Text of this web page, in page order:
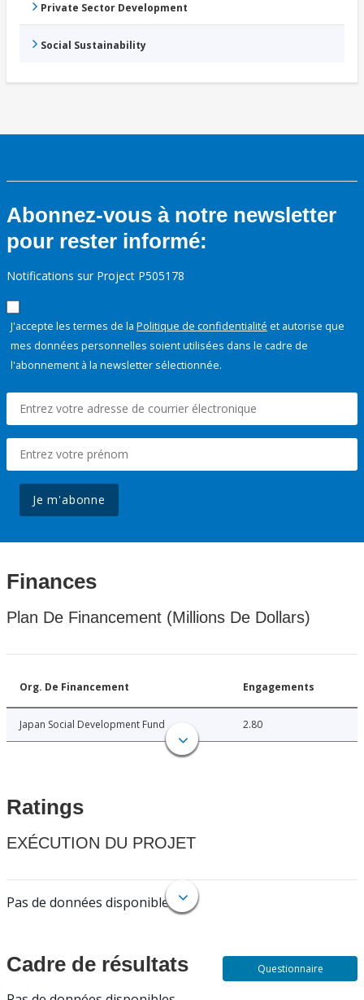
Private Sector Development
Social Sustainability
Abonnez-vous à notre newsletter
pour rester informé:
Notifications sur Project P505178
J'accepte les termes de la Politique de confidentialité et autorise que
mes données personnelles soient utilisées dans le cadre de
l'abonnement à la newsletter sélectionnée.
Je m'abonne
Finances
Plan De Financement (Millions De Dollars)
Org. De Financement Engagements
Japan Social Development Fund 2.80
Ratings
EXÉCUTION DU PROJET
Pas de données disponibles.
Cadre de résultats Questionnaire